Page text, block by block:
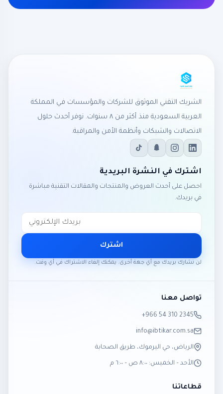
الشريك التقني الموثوق للشركات والمؤسسات في المملكة
العربية السعودية منذ أكثر من ٨ سنوات. نوفر أحدث حلول
الاتصالات والشبكات وأنظمة الأمن والمراقبة.
اشترك في النشرة البريدية
احصل على أحدث العروض والمنتجات والمقالات التقنية مباشرة
في بريدك.
اشترك
لن نشارك بريدك مع أي جهة أخرى. يمكنك إلغاء الاشتراك في أي وقت.
تواصل معنا
‎+966 54 310 2345
info@ibtikar.com.sa
الرياض، حي اليرموك، طريق الصحابة
الأحد – الخميس: ٨:٠٠ ص – ٦:٠٠ م
قطاعاتنا